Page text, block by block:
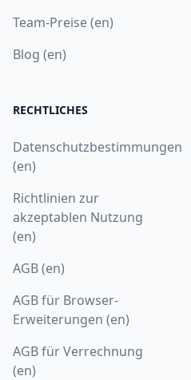
Team-Preise (en)
Blog (en)
RECHTLICHES
Datenschutzbestimmungen
(en)
Richtlinien zur
akzeptablen Nutzung
(en)
AGB (en)
AGB für Browser-
Erweiterungen (en)
AGB für Verrechnung
(en)